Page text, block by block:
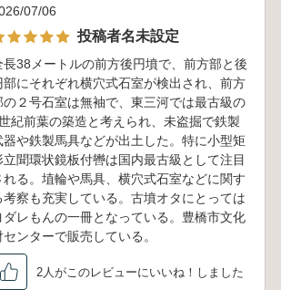
07/06
投稿者名未設定
長38メートルの前方後円墳で、前方部と後
部にそれぞれ横穴式石室が検出され、前方
の２号石室は無袖で、東三河では最古級の
紀前葉の築造と考えられ、未盗掘で鉄製
器や鉄製馬具などが出土した。特に小型矩
立聞環状鏡板付轡は国内最古級として注目
れる。埴輪や馬具、横穴式石室などに関す
考察も充実している。古墳オタにとっては
ダレもんの一冊となっている。豊橋市文化
センターで販売している。
2人がこのレビューにいいね！しました